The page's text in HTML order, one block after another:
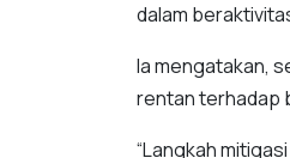
dalam
Ia mengatakan,
rentan terhadap
“Langkah